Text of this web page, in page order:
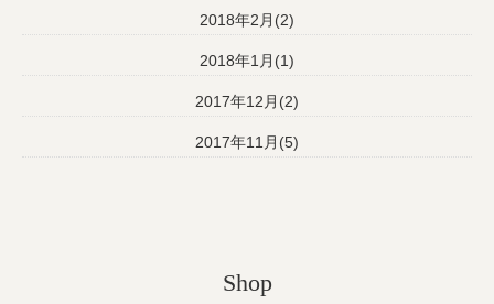
2018年2月(2)
2018年1月(1)
2017年12月(2)
2017年11月(5)
Shop